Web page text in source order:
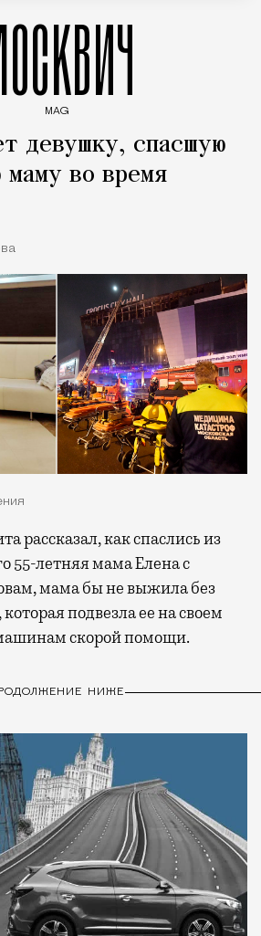
MAG
девушку, спасшую
маму во время
55-летняя мама Елена с
мама бы не выжила без
подвезла ее на своем
скорой помощи.
НИЖЕ